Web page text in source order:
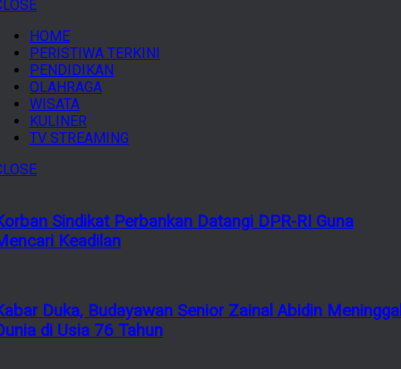
HOME
PERISTIWA TERKINI
PENDIDIKAN
OLAHRAGA
WISATA
KULINER
TV STREAMING
Sindikat Perbankan Datangi DPR-RI Guna
Keadilan
Duka, Budayawan Senior Zainal Abidin
di Usia 76 Tahun